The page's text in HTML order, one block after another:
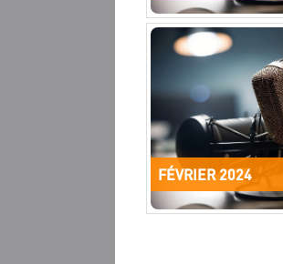
FÉVRIER 2024